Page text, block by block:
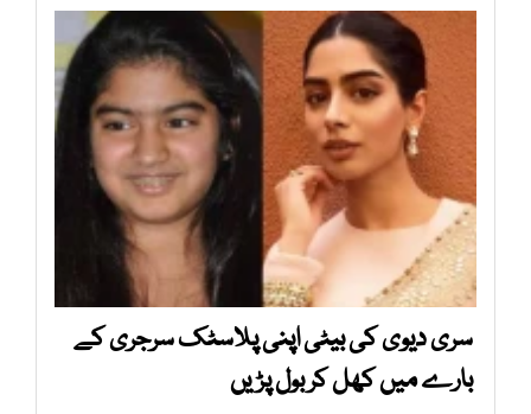
سری دیوی کی بیٹی اپنی پلاسٹک سرجری کے
بارے میں کھل کر بول پڑیں